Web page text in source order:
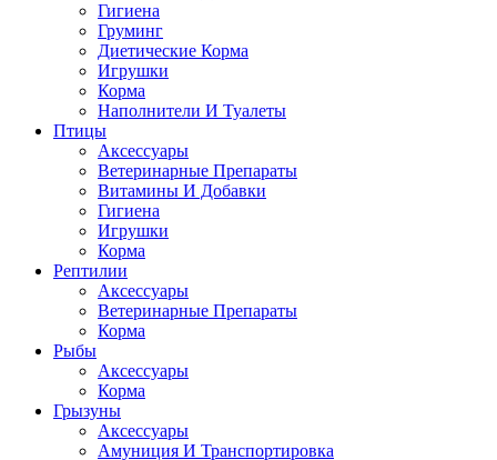
Гигиена
Груминг
Диетические Корма
Игрушки
Корма
Наполнители И Туалеты
Птицы
Аксессуары
Ветеринарные Препараты
Витамины И Добавки
Гигиена
Игрушки
Корма
Рептилии
Аксессуары
Ветеринарные Препараты
Корма
Рыбы
Аксессуары
Корма
Грызуны
Аксессуары
Амуниция И Транспортировка